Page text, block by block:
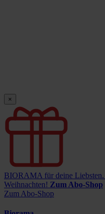
×
BIORAMA für deine Liebsten.
Weihnachten! Zum Abo-Shop
Zum Abo-Shop